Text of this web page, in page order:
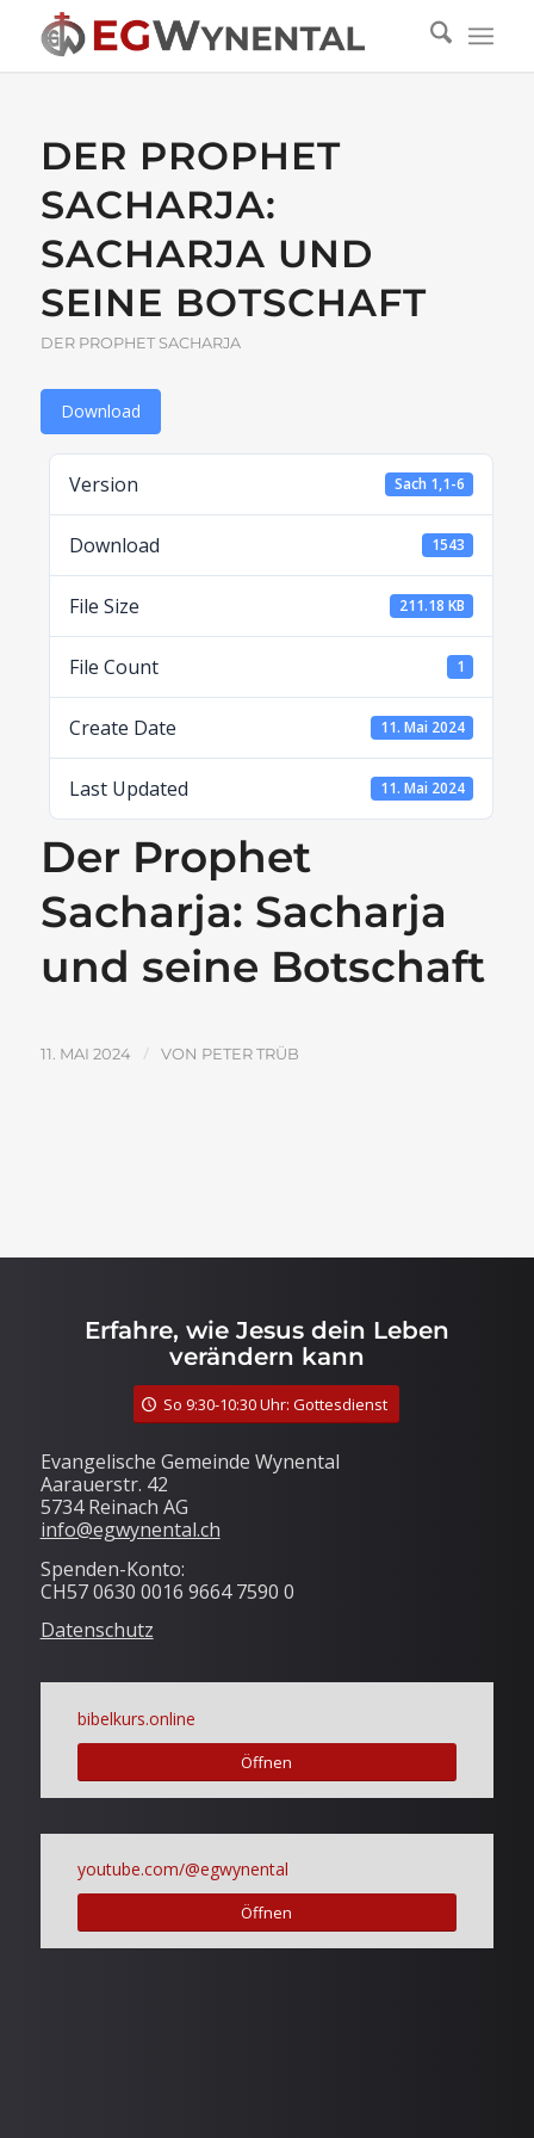
DER PROPHET
SACHARJA:
SACHARJA UND
SEINE BOTSCHAFT
DER PROPHET SACHARJA
Download
Version Sach 1,1-6
Download 1543
File Size 211.18 KB
File Count 1
Create Date 11. Mai 2024
Last Updated 11. Mai 2024
Der Prophet
Sacharja: Sacharja
und seine Botschaft
11. MAI 2024 / VON PETER TRÜB
Erfahre, wie Jesus dein Leben
verändern kann
So 9:30-10:30 Uhr: Gottesdienst
Evangelische Gemeinde Wynental
Aarauerstr. 42
5734 Reinach AG
info@egwynental.ch
Spenden-Konto:
CH57 0630 0016 9664 7590 0
Datenschutz
bibelkurs.online
Öffnen
youtube.com/@egwynental
Öffnen